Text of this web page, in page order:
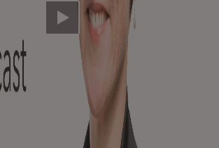
Video abspielen